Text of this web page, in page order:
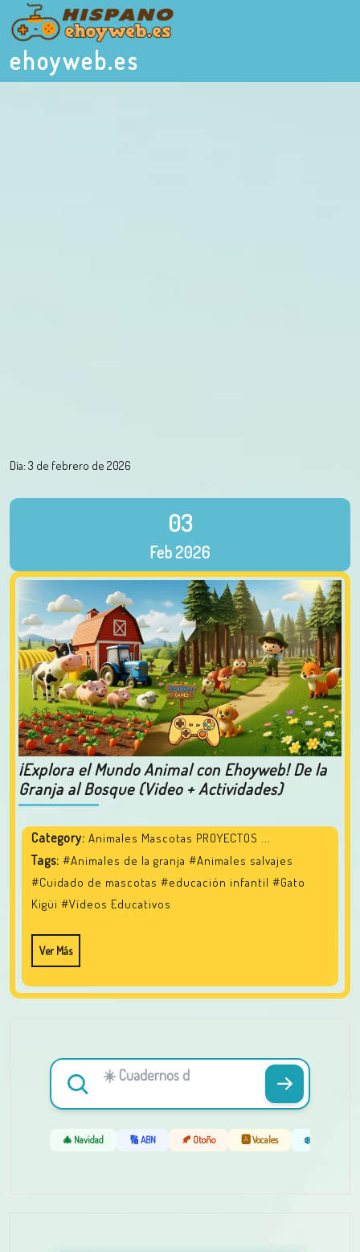
ehoyweb.es
Día: 3 de febrero de 2026
03
Feb2026
¡Explora el Mundo Animal con Ehoyweb! De la
Granja al Bosque (Video + Actividades)
Category: Animales Mascotas PROYECTOS ...
Tags: #Animales de la granja #Animales salvajes
#Cuidado de mascotas #educación infantil #Gato
Kigüi #Vídeos Educativos
Ver Más
🎄 Navidad 🔢 ABN 🍂 Otoño 🅰️ Vocales ❄️ Invierno